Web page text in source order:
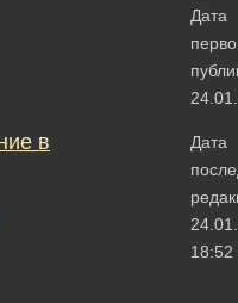
Дата
Дата
18:52
в